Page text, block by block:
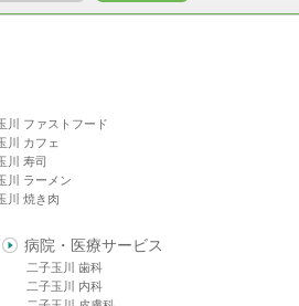
川 ファストフード
川 カフェ
川 寿司
川 ラーメン
川 焼き肉
病院・医療サービス
二子玉川 歯科
二子玉川 内科